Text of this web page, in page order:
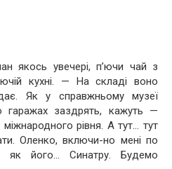
якось увечері, п’ючи чай з
кухні. — На складі воно
Як у справжньому музеї
гаражах заздрять, кажуть —
рівня. А тут… тут
Оленко, включи-но мені по
як його… Синатру. Будемо